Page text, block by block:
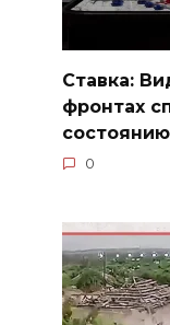
Ставка:
фронтах
0